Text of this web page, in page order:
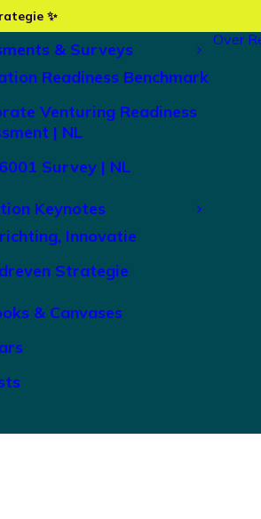
✨
& Surveys
Readiness Benchmark
Venturing Readiness
| NL
Survey | NL
Keynotes
Innovatie
Strategie
& Canvases
Over